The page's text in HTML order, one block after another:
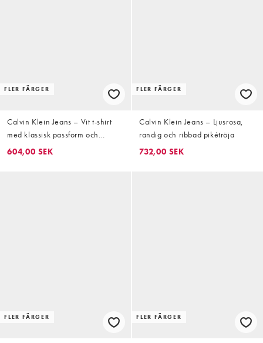
FLER FÄRGER
Calvin Klein Jeans – Vit t-shirt
med klassisk passform och
flockad logga
604,00 SEK
FLER FÄRGER
Calvin Klein Jeans – Ljusrosa,
randig och ribbad pikétröja
732,00 SEK
FLER FÄRGER FLER FÄRGER